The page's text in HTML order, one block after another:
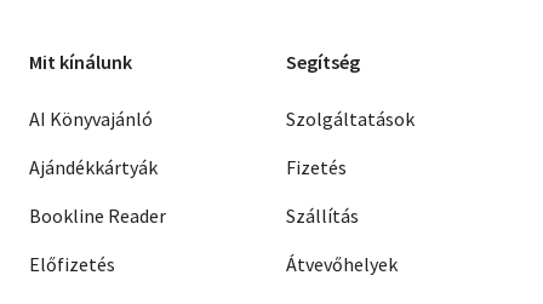
Mit kínálunk
AI Könyvajánló
Ajándékkártyák
Bookline Reader
Előfizetés
Segítség
Szolgáltatások
Fizetés
Szállítás
Átvevőhelyek